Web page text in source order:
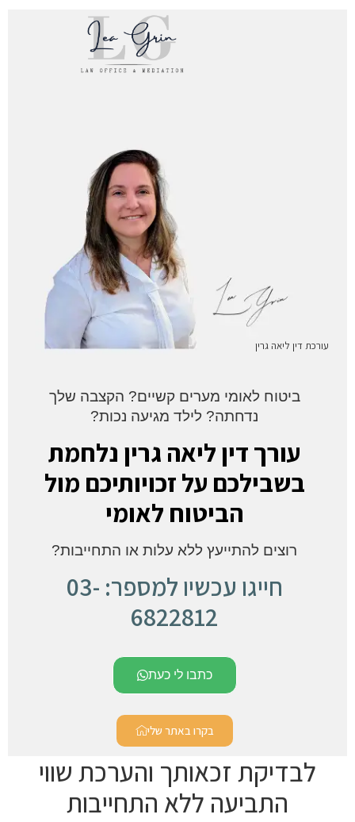
ביטוח לאומי מערים קשיים? הקצבה שלך
נדחתה? לילד מגיעה נכות?
עורך דין ליאה גרין נלחמת
בשבילכם על זכויותיכם מול
הביטוח לאומי
רוצים להתייעץ ללא עלות או התחייבות?
חייגו עכשיו למספר: 03-
6822812
כתבו לי כעת
בקרו באתר שלי
עורכת דין ליאה גרין
לבדיקת זכאותך והערכת שווי
התביעה ללא התחייבות